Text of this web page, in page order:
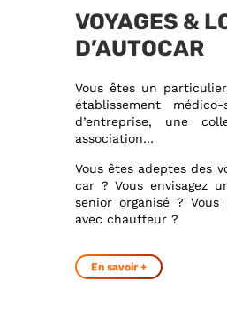
VOYAGES &
D’AUTOCAR
Vous êtes un
établissement
d’entreprise, une
association…
Vous êtes adeptes des
car ? Vous envisagez
senior organisé ?
avec chauffeur ?
En savoir +